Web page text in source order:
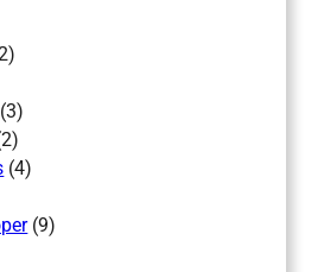
(3)
(4)
(9)